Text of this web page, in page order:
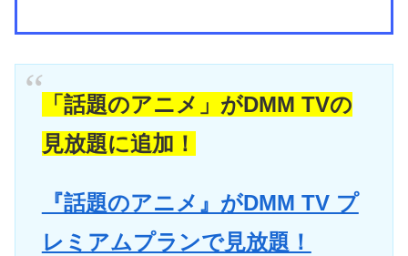
「話題のアニメ」がDMM TVの
見放題に追加！
『話題のアニメ』がDMM TV プ
レミアムプランで見放題！